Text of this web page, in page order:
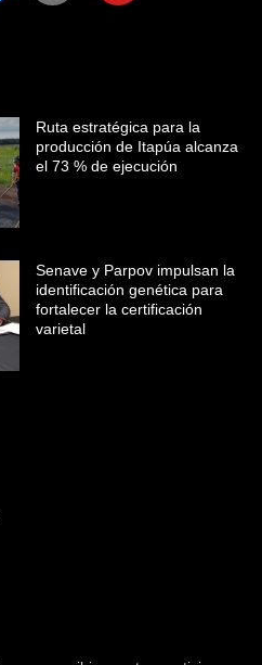
Ruta estratégica para la
producción de Itapúa alcanza
el 73 % de ejecución
Senave y Parpov impulsan la
identificación genética para
fortalecer la certificación
varietal